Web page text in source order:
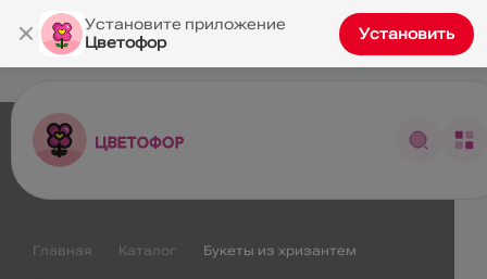
Главная Каталог Букеты из хризантем
×
Установите приложение
Цветофор
Установить